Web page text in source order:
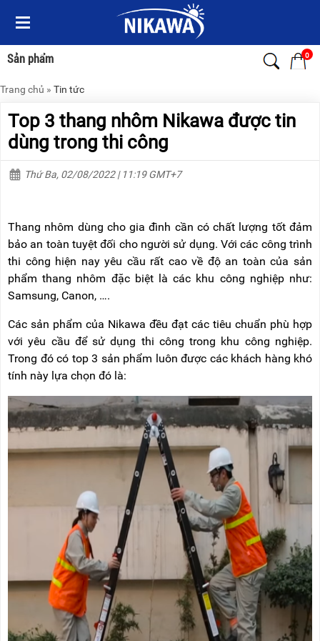
Sản phẩm 0
Menu
Sản
phẩm
TRANG
THANG
NHÔM
XE
BỘ
DÂY
HIỂM
TỰ
ĐỘNG
NÂNG
TAY
VIDEO
TIN
TỨC
CHÍ
NÓI
BẢO
LIÊN
Menu
Sản
phẩm
TRANG
THANG
NHÔM
THANG
THANG
NHÔM
ĐÌNH
THANG
(THANG
RÚT
LỒNG)
THANG
ĐIỆN
THANG
CHỮ
NHÔM
GIÀN
GIÁO
THANG
Trang chủ » Tin tức
Top 3 thang nhôm Nikawa được tin
dùng trong thi công
Thứ Ba, 02/08/2022 | 11:19 GMT+7
Thang nhôm dùng cho gia đình cần có chất lượng tốt đảm
bảo an toàn tuyệt đối cho người sử dụng. Với các công trình
thi công hiện nay yêu cầu rất cao về độ an toàn của sản
phẩm thang nhôm đặc biệt là các khu công nghiệp như:
Samsung, Canon, ….
Các sản phẩm của Nikawa đều đạt các tiêu chuẩn phù hợp
với yêu cầu để sử dụng thi công trong khu công nghiệp.
Trong đó có top 3 sản phẩm luôn được các khách hàng khó
tính này lựa chọn đó là: